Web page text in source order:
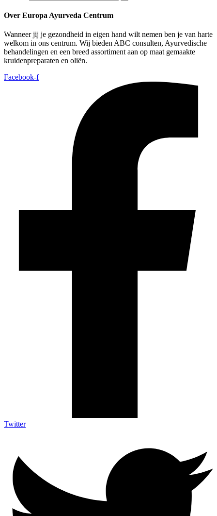
Over Europa Ayurveda Centrum
Wanneer jij je gezondheid in eigen hand wilt nemen ben je van harte
welkom in ons centrum. Wij bieden ABC consulten, Ayurvedische
behandelingen en een breed assortiment aan op maat gemaakte
kruidenpreparaten en oliën.
Facebook-f
Twitter